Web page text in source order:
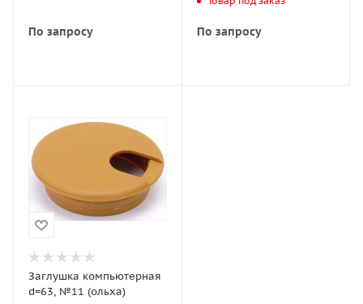
По запросу По запросу
Заглушка компьютерная
d=63, №11 (ольха)